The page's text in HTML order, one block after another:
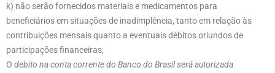
k) não serão fornecidos materiais e medicamentos para
beneficiários em situações de inadimplência, tanto em relação às
contribuições mensais quanto a eventuais débitos oriundos de
participações financeiras;
O debito na conta corrente do Banco do Brasil será autorizada